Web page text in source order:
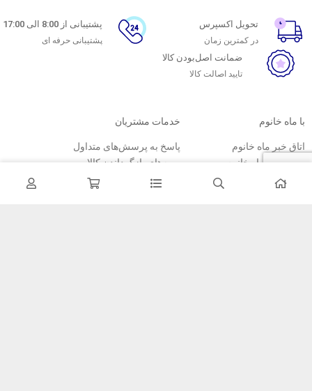
تحویل اکسپرس
در کمترین زمان
پشتیبانی از 8:00 الی 17:00
پشتیبانی حرفه ای
ضمانت اصل‌بودن کالا
تایید اصالت کالا
با ماه خانوم
اتاق خبر ماه خانوم
فروش در ماه خانوم
همکاری با سازمان‌ها
خدمات مشتریان
پاسخ به پرسش‌های متداول
رویه‌های بازگرداندن کالا
شرایط استفاده